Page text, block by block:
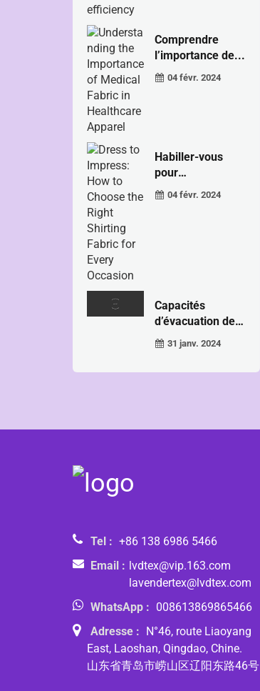
Comprendre
l’importance de...
04 févr. 2024
Habiller-vous
pour
impressionner :
comment
04 févr. 2024
Capacités
d’évacuation de
l’humidité ...
31 janv. 2024
Tel : +86 138 6986 5466
Email : lvdtex@vip.163.com
lavendertex@lvdtex.com
WhatsApp : 008613869865466
Adresse : N°46, route Liaoyang
East, Laoshan, Qingdao, Chine.
山东省青岛市崂山区辽阳东路46号